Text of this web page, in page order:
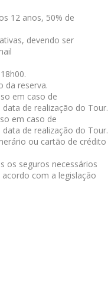
12 anos, 50% de
devendo ser
da reserva.
em caso de
de realização do Tour.
em caso de
de realização do Tour.
ou cartão de crédito
os seguros necessários
com a legislação